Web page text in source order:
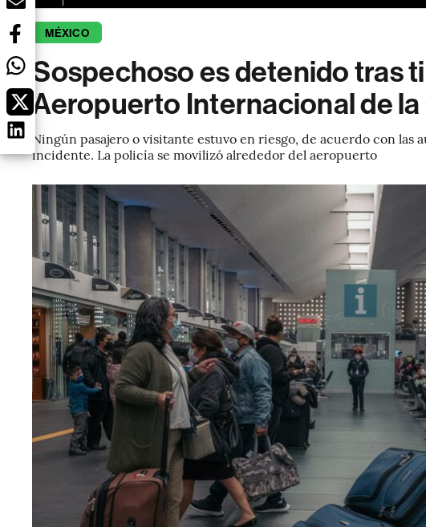
MÉXICO
Sospechoso es detenido tras
Aeropuerto Internacional de
Ningún pasajero o visitante estuvo en riesgo, de acuerdo con las
incidente. La policía se movilizó alrededor del aeropuerto